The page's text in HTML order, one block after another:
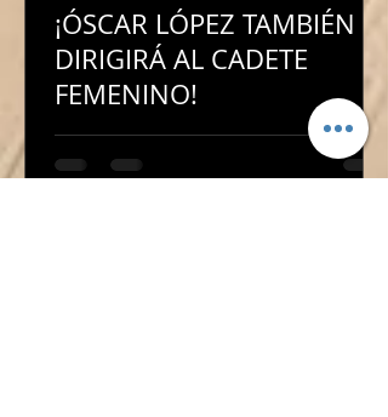
¡ÓSCAR LÓPEZ TAMBIÉN
DIRIGIRÁ AL CADETE
FEMENINO!